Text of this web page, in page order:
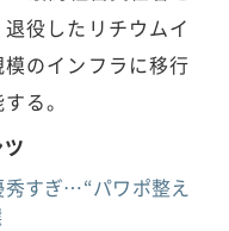
役したリチウムイ
のインフラに移行
る。
秀すぎ…“パワポ整え